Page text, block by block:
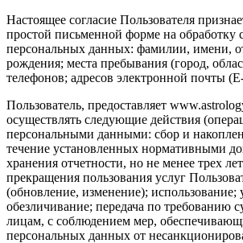
Настоящее согласие Пользователя
простой письменной форме на обработку
персональных данных: фамилии, имени,
рождения; места пребывания (город,
телефонов; адресов электронной почты
Пользователь, предоставляет
осуществлять следующие действия
персональными данными: сбор и
течение установленных нормативными
хранения отчетности, но не менее трех
прекращения пользования услуг
(обновление, изменение); использование;
обезличивание; передача по требованию
лицам, с соблюдением мер,
персональных данных от